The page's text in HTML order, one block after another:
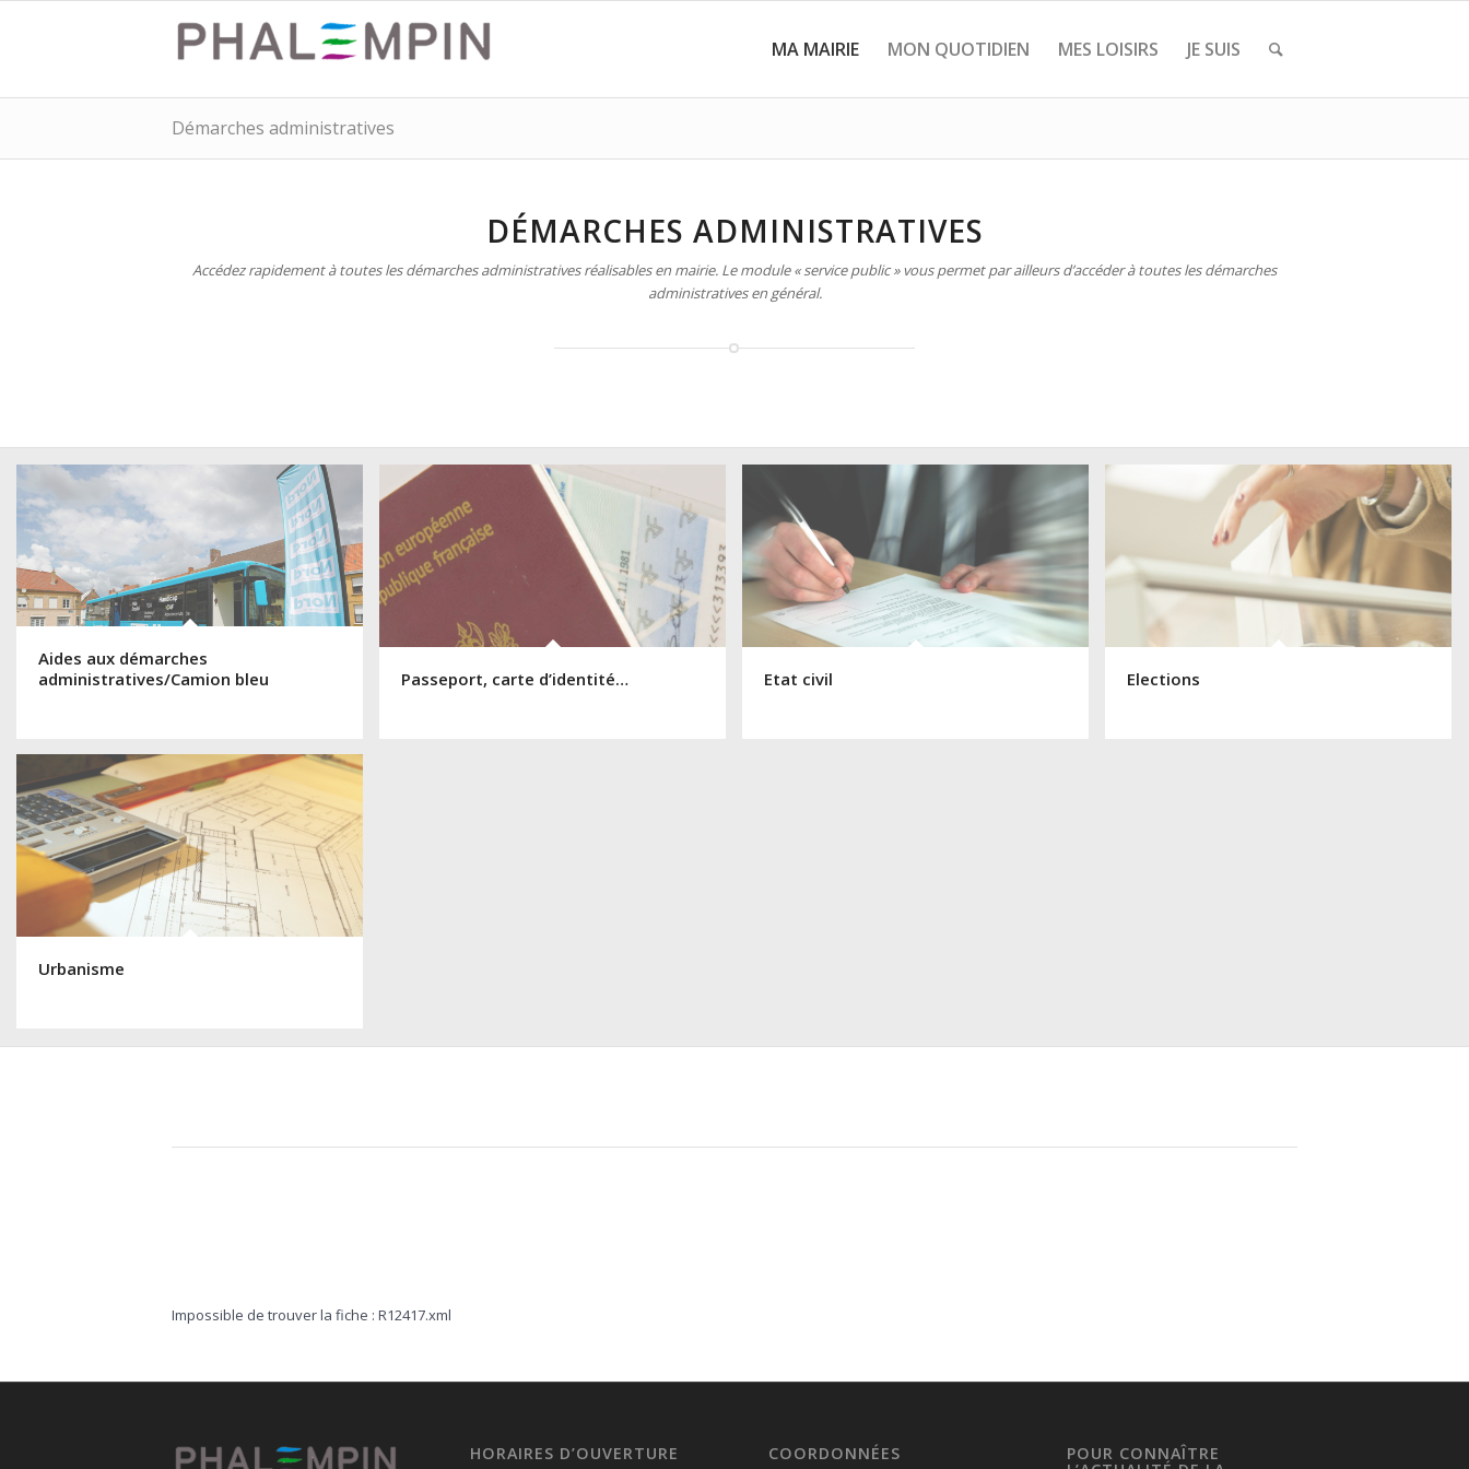
MA MAIRIE MON QUOTIDIEN MES LOISIRS JE SUIS
Démarches administratives
DÉMARCHES ADMINISTRATIVES
Accédez rapidement à toutes les démarches administratives réalisables en mairie. Le module « service public » vous permet par ailleurs d’accéder à toutes les démarches
administratives en général.
Aides aux démarches
administratives/Camion bleu
Passeport, carte d’identité… Etat civil Elections
Urbanisme
Impossible de trouver la fiche : R12417.xml
HORAIRES D’OUVERTURE COORDONNÉES POUR CONNAÎTRE